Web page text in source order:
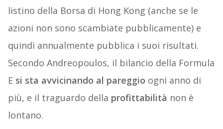
listino della Borsa di Hong Kong (anche se le
azioni non sono scambiate pubblicamente) e
quindi annualmente pubblica i suoi risultati.
Secondo Andreopoulos, il bilancio della Formula
E si sta avvicinando al pareggio ogni anno di
più, e il traguardo della profittabilità non è
lontano.